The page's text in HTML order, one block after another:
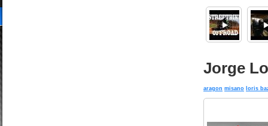
Jorge
aragon misano loris